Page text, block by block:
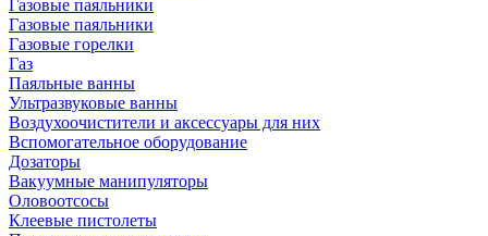
Газовые паяльники
Газовые паяльники
Газовые горелки
Газ
Паяльные ванны
Ультразвуковые ванны
Воздухоочистители и аксессуары для них
Вспомогательное оборудование
Дозаторы
Вакуумные манипуляторы
Оловоотсосы
Клеевые пистолеты